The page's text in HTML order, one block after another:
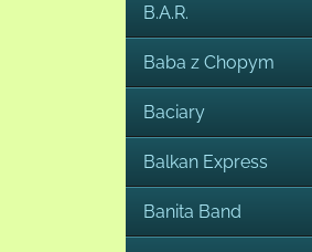
B.A.R.
Baba z Chopym
Baciary
Balkan Express
Banita Band